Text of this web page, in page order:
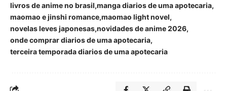
livros de anime no brasil manga diarios de uma apotecaria
maomao e jinshi romance maomao light novel
novelas leves japonesas novidades de anime 2026
onde comprar diarios de uma apotecaria
terceira temporada diarios de uma apotecaria